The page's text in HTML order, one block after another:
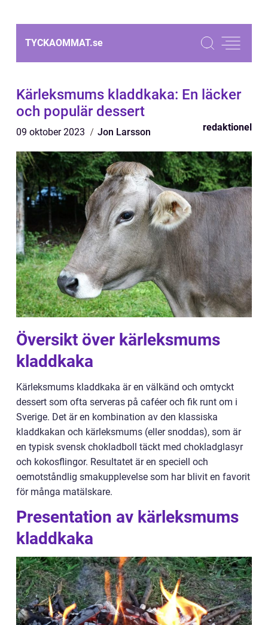
TYCKAOMMAT.se
Kärleksmums kladdkaka: En läcker
och populär dessert
09 oktober 2023 Jon Larsson redaktionel
Översikt över kärleksmums
kladdkaka
Kärleksmums kladdkaka är en välkänd och omtyckt
dessert som ofta serveras på caféer och fik runt om i
Sverige. Det är en kombination av den klassiska
kladdkakan och kärleksmums (eller snoddas), som är
en typisk svensk chokladboll täckt med chokladglasyr
och kokosflingor. Resultatet är en speciell och
oemotståndlig smakupplevelse som har blivit en favorit
för många matälskare.
Presentation av kärleksmums
kladdkaka